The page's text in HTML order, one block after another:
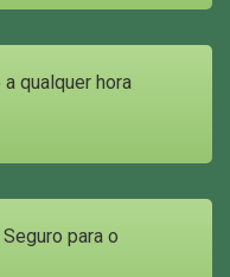
qualquer hora
para o